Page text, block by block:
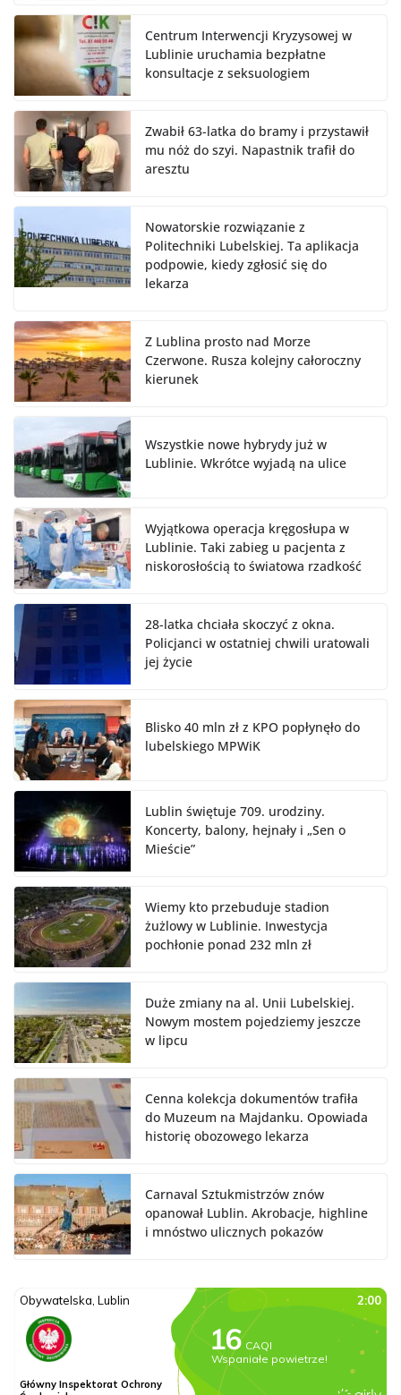
Centrum Interwencji Kryzysowej w
Lublinie uruchamia bezpłatne
konsultacje z seksuologiem
Zwabił 63-latka do bramy i przystawił
mu nóż do szyi. Napastnik trafił do
aresztu
Nowatorskie rozwiązanie z
Politechniki Lubelskiej. Ta aplikacja
podpowie, kiedy zgłosić się do
lekarza
Z Lublina prosto nad Morze
Czerwone. Rusza kolejny całoroczny
kierunek
Wszystkie nowe hybrydy już w
Lublinie. Wkrótce wyjadą na ulice
Wyjątkowa operacja kręgosłupa w
Lublinie. Taki zabieg u pacjenta z
niskorosłością to światowa rzadkość
28-latka chciała skoczyć z okna.
Policjanci w ostatniej chwili uratowali
jej życie
Blisko 40 mln zł z KPO popłynęło do
lubelskiego MPWiK
Lublin świętuje 709. urodziny.
Koncerty, balony, hejnały i „Sen o
Mieście”
Wiemy kto przebuduje stadion
żużlowy w Lublinie. Inwestycja
pochłonie ponad 232 mln zł
Duże zmiany na al. Unii Lubelskiej.
Nowym mostem pojedziemy jeszcze
w lipcu
Cenna kolekcja dokumentów trafiła
do Muzeum na Majdanku. Opowiada
historię obozowego lekarza
Carnaval Sztukmistrzów znów
opanował Lublin. Akrobacje, highline
i mnóstwo ulicznych pokazów